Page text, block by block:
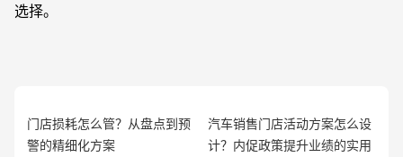
选择。
门店损耗怎么管？从盘点到预
警的精细化方案
汽车销售门店活动方案怎么设
计？内促政策提升业绩的实用